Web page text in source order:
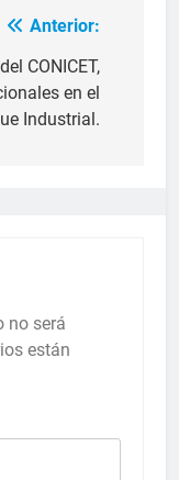
Anterior:
CONICET,
en el
Industrial.
no será
están